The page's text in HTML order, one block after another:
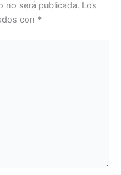
no será publicada. Los
con *